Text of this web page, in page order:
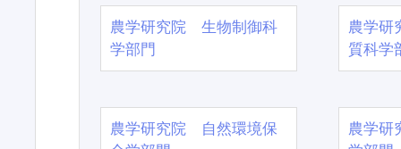
農学研究院 生物制御科
学部門
農学
質科学
農学研究院 自然環境保
農学